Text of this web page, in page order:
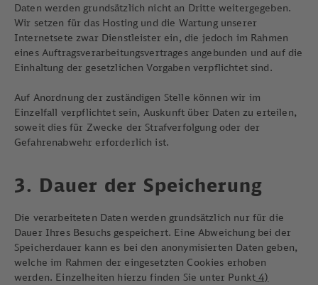
Daten werden grundsätzlich nicht an Dritte weitergegeben.
Wir setzen für das Hosting und die Wartung unserer
Internetsete zwar Dienstleister ein, die jedoch im Rahmen
eines Auftragsverarbeitungsvertrages angebunden und auf die
Einhaltung der gesetzlichen Vorgaben verpflichtet sind.
Auf Anordnung der zuständigen Stelle können wir im
Einzelfall verpflichtet sein, Auskunft über Daten zu erteilen,
soweit dies für Zwecke der Strafverfolgung oder der
Gefahrenabwehr erforderlich ist.
3. Dauer der Speicherung
Die verarbeiteten Daten werden grundsätzlich nur für die
Dauer Ihres Besuchs gespeichert. Eine Abweichung bei der
Speicherdauer kann es bei den anonymisierten Daten geben,
welche im Rahmen der eingesetzten Cookies erhoben
werden. Einzelheiten hierzu finden Sie unter Punkt 4)